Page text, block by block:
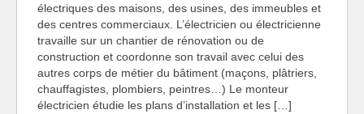
électriques des maisons, des usines, des immeubles et
des centres commerciaux. L’électricien ou électricienne
travaille sur un chantier de rénovation ou de
construction et coordonne son travail avec celui des
autres corps de métier du bâtiment (maçons, plâtriers,
chauffagistes, plombiers, peintres…) Le monteur
électricien étudie les plans d’installation et les […]